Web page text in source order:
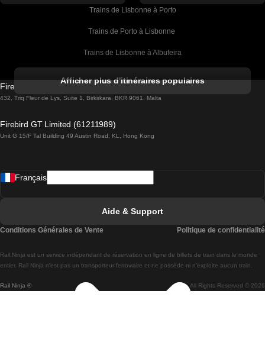
Trains de Lisbonne à Porto
Trains de Porto à Lisbonne
Trains de Lisbonne à Albufeira
Trains de Lisbonne à Lagos
Trains de Lisbonne à Madrid
Trains de Lisbonne à Braga
Trains de Braga à Lisbonne
Afficher plus d'itinéraires populaires
Firebird GT Limited (OC 1451)
432, Triq Fleur de Lys, Suite 1, Birkirkara, BKR 9061, Malta
Firebird GT Limited (61211989)
Unit G 15/F Tal Building 49 Austin Road, KL, Hong Kong
Rail Ninja ® All Rights Reserved © 2026
Rail.Ninja est un service indépendant de réservation en ligne de billets de train dans le monde
entier. Rail Ninja n'est pas un transporteur ferroviaire et ne possède ni n'exploite aucun train.
Français
Aide & Support
Conditions Générales de Vente Politique de confidentialité